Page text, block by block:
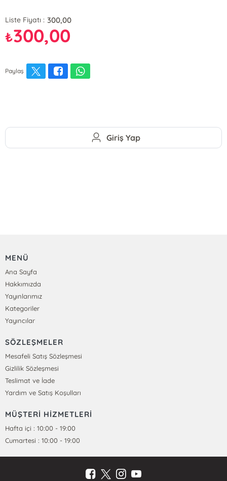
Liste Fiyatı : 300,00
₺300,00
Paylaş
Giriş Yap
MENÜ
Ana Sayfa
Hakkımızda
Yayınlarımız
Kategoriler
Yayıncılar
SÖZLEŞMELER
Mesafeli Satış Sözleşmesi
Gizlilik Sözleşmesi
Teslimat ve İade
Yardım ve Satış Koşulları
MÜŞTERİ HİZMETLERİ
Hafta içi : 10:00 - 19:00
Cumartesi : 10:00 - 19:00